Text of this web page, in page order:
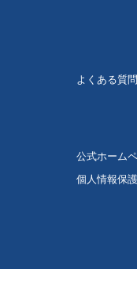
よくある質問
公式ホーム
個人情報保